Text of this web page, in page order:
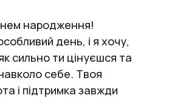
народження!
день, і я хочу,
сильно ти цінуєшся та
себе. Твоя
і підтримка завжди